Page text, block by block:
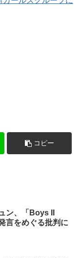
コピー
ン、「Boys II
言をめぐる批判に